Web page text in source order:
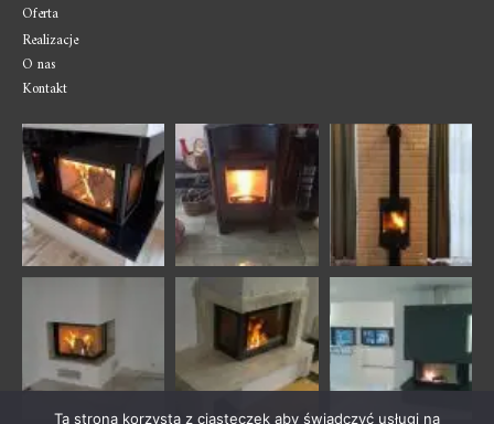
Oferta
Realizacje
O nas
Kontakt
Ta strona korzysta z ciasteczek aby świadczyć usługi na